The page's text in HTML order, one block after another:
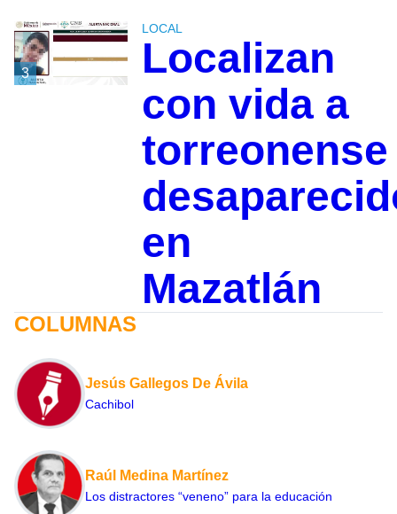
3
LOCAL
Localizan
con vida a
torreonense
en
Mazatlán
COLUMNAS
Jesús Gallegos De Ávila
Cachibol
Raúl Medina Martínez
Los distractores “veneno” para la educación